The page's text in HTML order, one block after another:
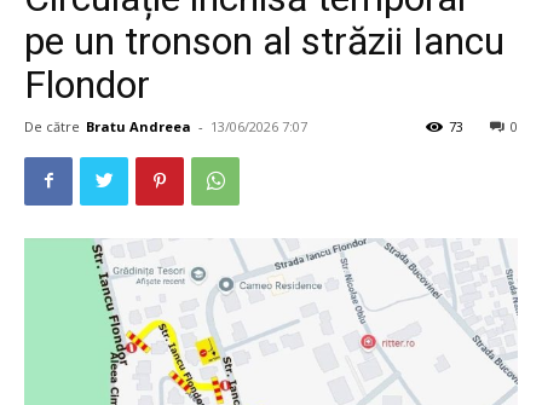
pe un tronson al străzii Iancu
Flondor
De către Bratu Andreea - 13/06/2026 7:07 0
73